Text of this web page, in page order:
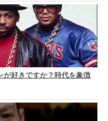
が好きですか？時代を象徴